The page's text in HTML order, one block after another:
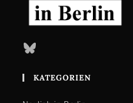
Bluesky
KATEGORIEN